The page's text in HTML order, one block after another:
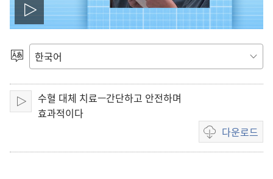
동
영
상
재
언어
재생
수혈 대체 치료—간단하고 안전하며
효과적이다
다운로드
동영상
다운로드